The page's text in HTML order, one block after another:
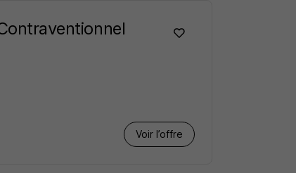
Voir l’offre